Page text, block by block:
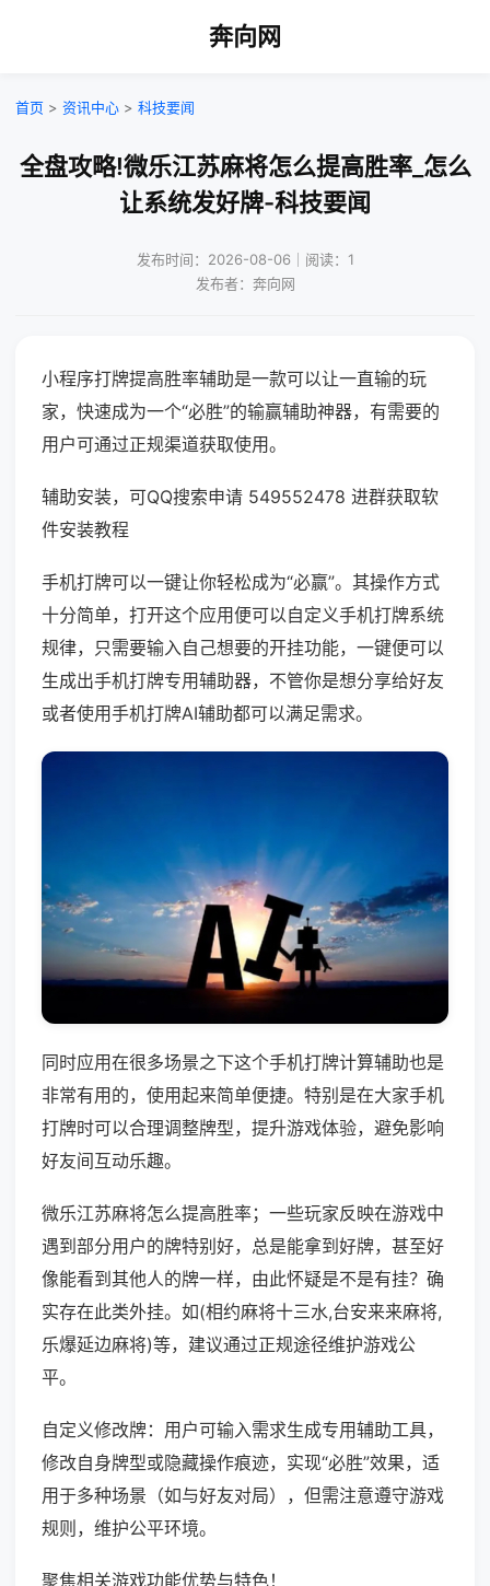
奔向网
首页 > 资讯中心 > 科技要闻
全盘攻略!微乐江苏麻将怎么提高胜率_怎么
让系统发好牌-科技要闻
发布时间：2026-08-06｜阅读：1
发布者：奔向网
小程序打牌提高胜率辅助是一款可以让一直输的玩
家，快速成为一个“必胜”的输赢辅助神器，有需要的
用户可通过正规渠道获取使用。
辅助安装，可QQ搜索申请 549552478 进群获取软
件安装教程
手机打牌可以一键让你轻松成为“必赢”。其操作方式
十分简单，打开这个应用便可以自定义手机打牌系统
规律，只需要输入自己想要的开挂功能，一键便可以
生成出手机打牌专用辅助器，不管你是想分享给好友
或者使用手机打牌AI辅助都可以满足需求。
同时应用在很多场景之下这个手机打牌计算辅助也是
非常有用的，使用起来简单便捷。特别是在大家手机
打牌时可以合理调整牌型，提升游戏体验，避免影响
好友间互动乐趣。
微乐江苏麻将怎么提高胜率；一些玩家反映在游戏中
遇到部分用户的牌特别好，总是能拿到好牌，甚至好
像能看到其他人的牌一样，由此怀疑是不是有挂？确
实存在此类外挂。如(相约麻将十三水,台安来来麻将,
乐爆延边麻将)等，建议通过正规途径维护游戏公
平。
自定义修改牌：用户可输入需求生成专用辅助工具，
修改自身牌型或隐藏操作痕迹，实现“必胜”效果，适
用于多种场景（如与好友对局），但需注意遵守游戏
规则，维护公平环境。
聚焦相关游戏功能优势与特色！